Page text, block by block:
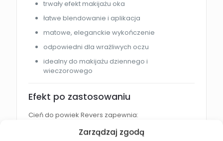
Zarządzaj zgodą
trwały efekt makijażu oka
łatwe blendowanie i aplikacja
matowe, eleganckie wykończenie
odpowiedni dla wrażliwych oczu
idealny do makijażu dziennego i
wieczorowego
Efekt po zastosowaniu
Cień do powiek Revers zapewnia:
intensywny kolor na powiekach